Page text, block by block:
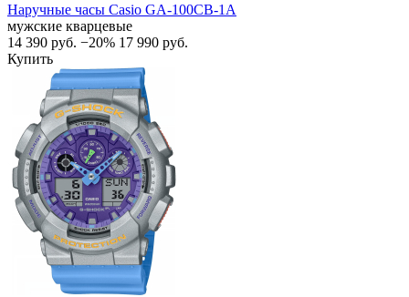
Наручные часы Casio GA-100CB-1A
мужские кварцевые
14 390 руб. −20% 17 990 руб.
Купить